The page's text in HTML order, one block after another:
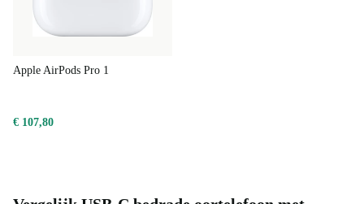
Apple AirPods Pro 1
€ 107,80